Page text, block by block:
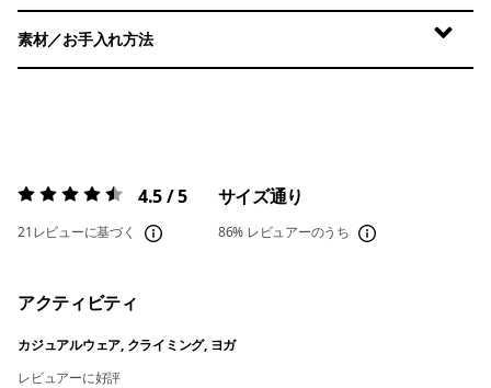
素材／お手入れ方法
評価:4.5 / 5 4.5 / 5
21レビューに基づく
サイズ通り
86% レビュアーのうち
アクティビティ
カジュアルウェア, クライミング, ヨガ
レビュアーに好評